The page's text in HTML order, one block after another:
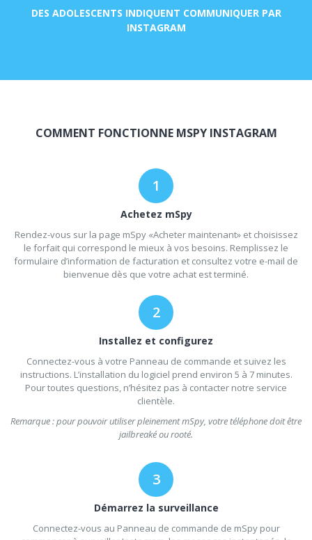
DES ADOLESCENTS INDIQUENT COMMUNIQUER PAR
INSTAGRAM
COMMENT FONCTIONNE MSPY INSTAGRAM
Achetez mSpy
Rendez-vous sur la page mSpy «Acheter maintenant» et choisissez
le forfait qui correspond le mieux à vos besoins. Remplissez le
formulaire d’information de facturation et consultez votre e-mail de
bienvenue dès que votre achat est terminé.
Installez et configurez
Connectez-vous à votre Panneau de commande et suivez les
instructions. L’installation du logiciel prend environ 5 à 7 minutes.
Pour toutes questions, n’hésitez pas à contacter notre service
clientèle.
Remarque : pour pouvoir utiliser pleinement mSpy, votre téléphone doit être
jailbreaké ou rooté.
Démarrez la surveillance
Connectez-vous au Panneau de commande de mSpy pour